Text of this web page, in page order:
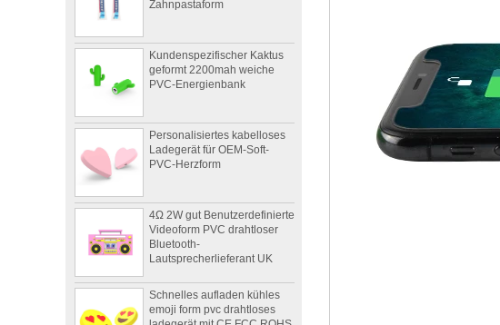
geformt 2200mah weiche
PVC-Energienbank
Ladegerät für OEM-Soft-
PVC-Herzform
Videoform PVC drahtloser
Bluetooth-
Lautsprecherlieferant UK
emoji form pvc drahtloses
ladegerät mit CE FCC ROHS
zertifiziert